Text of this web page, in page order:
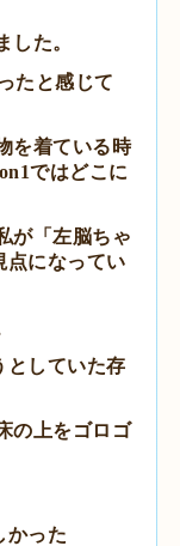
した。
たと感じて
を着ている時
ではどこに
が「左脳ちゃ
点になってい
としていた存
の上をゴロゴ
かった